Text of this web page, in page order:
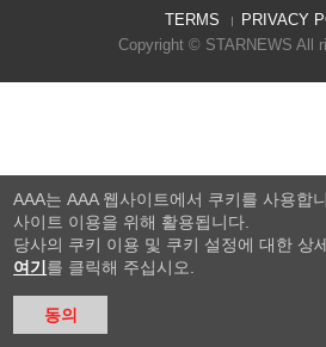
TERMS
PRIVACY
Copyright © STARNEWS All
AAA는 AAA 웹사이트에서 쿠키를 사용합
사이트 이용을 위해 활용됩니다.
당사의 쿠키 이용 및 쿠키 설정에 대한 상
여기 를 클릭해 주십시오.
동의